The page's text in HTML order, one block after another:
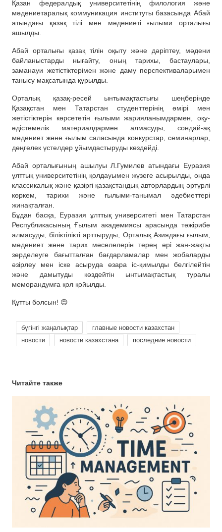
Қазан федералдық университетінің филология және
мәдениетаралық коммуникация институты базасында Абай
атындағы қазақ тілі мен мәдениеті ғылыми орталығы
ашылды.
Абай орталығы қазақ тілін оқыту және дәріптеу, мәдени
байланыстарды нығайту, оның тарихы, бастаулары,
заманауи жетістіктерімен және даму перспективаларымен
танысу мақсатында құрылды.
Орталық қазақ-ресей ынтымақтастығы шеңберінде
Қазақстан мен Татарстан студенттерінің өмірі мен
жетістіктерін көрсететін ғылыми жарияланымдармен, оқу-
әдістемелік материалдармен алмасуды, сондай-ақ
мәдениет және ғылым саласында конкурстар, семинарлар,
дөңгелек үстелдер ұйымдастыруды көздейді.
Абай орталығының ашылуы Л.Гумилев атындағы Еуразия
ұлттық университетінің қолдауымен жүзеге асырылды, онда
классикалық және қазіргі қазақстандық авторлардың әртүрлі
көркем, тарихи және ғылыми-танымал әдебиеттері
жинақталған.
Бұдан басқа, Еуразия ұлттық университеті мен Татарстан
Республикасының Ғылым академиясы арасында тәжірибе
алмасуды, біліктілікті арттыруды, Орталық Азиядағы ғылым,
мәдениет және тарих мәселелерін терең әрі жан-жақты
зерделеуге бағытталған бағдарламалар мен жобаларды
әзірлеу мен іске асыруда өзара іс-қимылды белгілейтін
және дамытуды көздейтін ынтымақтастық туралы
меморандумға қол қойылды.
Құтты болсын! 😍
бүгінгі жаңалықтар
главные новости казахстан
новости
новости казахстана последние новости
Читайте также